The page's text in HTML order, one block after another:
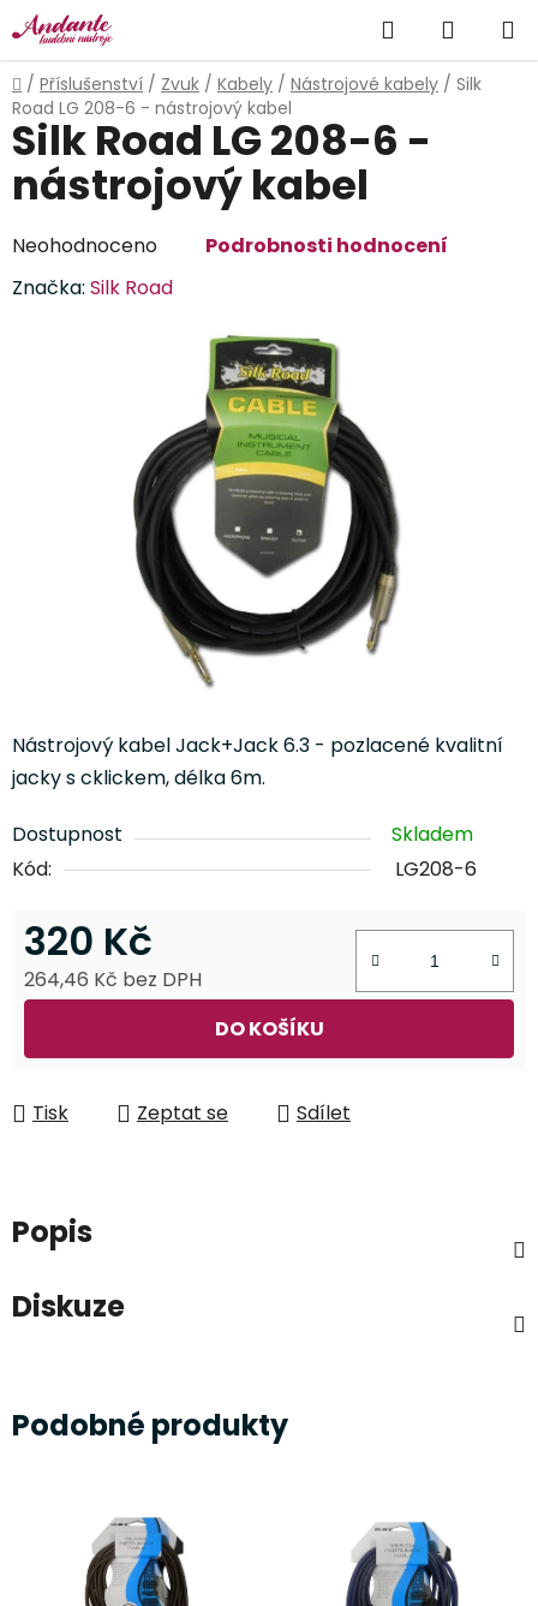
Přejít
na
obsah
Hledat
KOŠÍK
Domů
/ Příslušenství / Zvuk / Kabely / Nástrojové kabely / Silk
Road LG 208-6 - nástrojový kabel
Nástrojový kabel Jack+Jack 6.3 - pozlacené kvalitní
jacky s cklickem, délka 6m.
Dostupnost
Skladem
Kód:
LG208-6
320 Kč
264,46 Kč bez DPH
DO KOŠÍKU
Tisk Zeptat se Sdílet
Silk Road LG 208-6 -
nástrojový kabel
Průměrné
produktu
Neohodnoceno
Podrobnosti hodnocení
Značka: Silk Road
Popis
Diskuze
Podobné produkty